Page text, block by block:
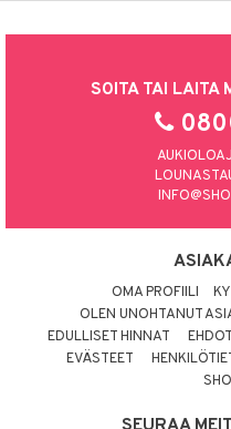
SOITA TAI LAITA
OMA PROFIILI
OLEN UNOHTANUT
EDULLISET HINNAT
EVÄSTEET